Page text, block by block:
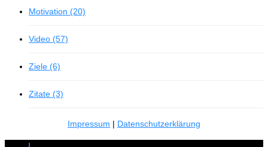
Motivation (20)
Video (57)
Ziele (6)
Zitate (3)
Impressum | Datenschutzerklärung